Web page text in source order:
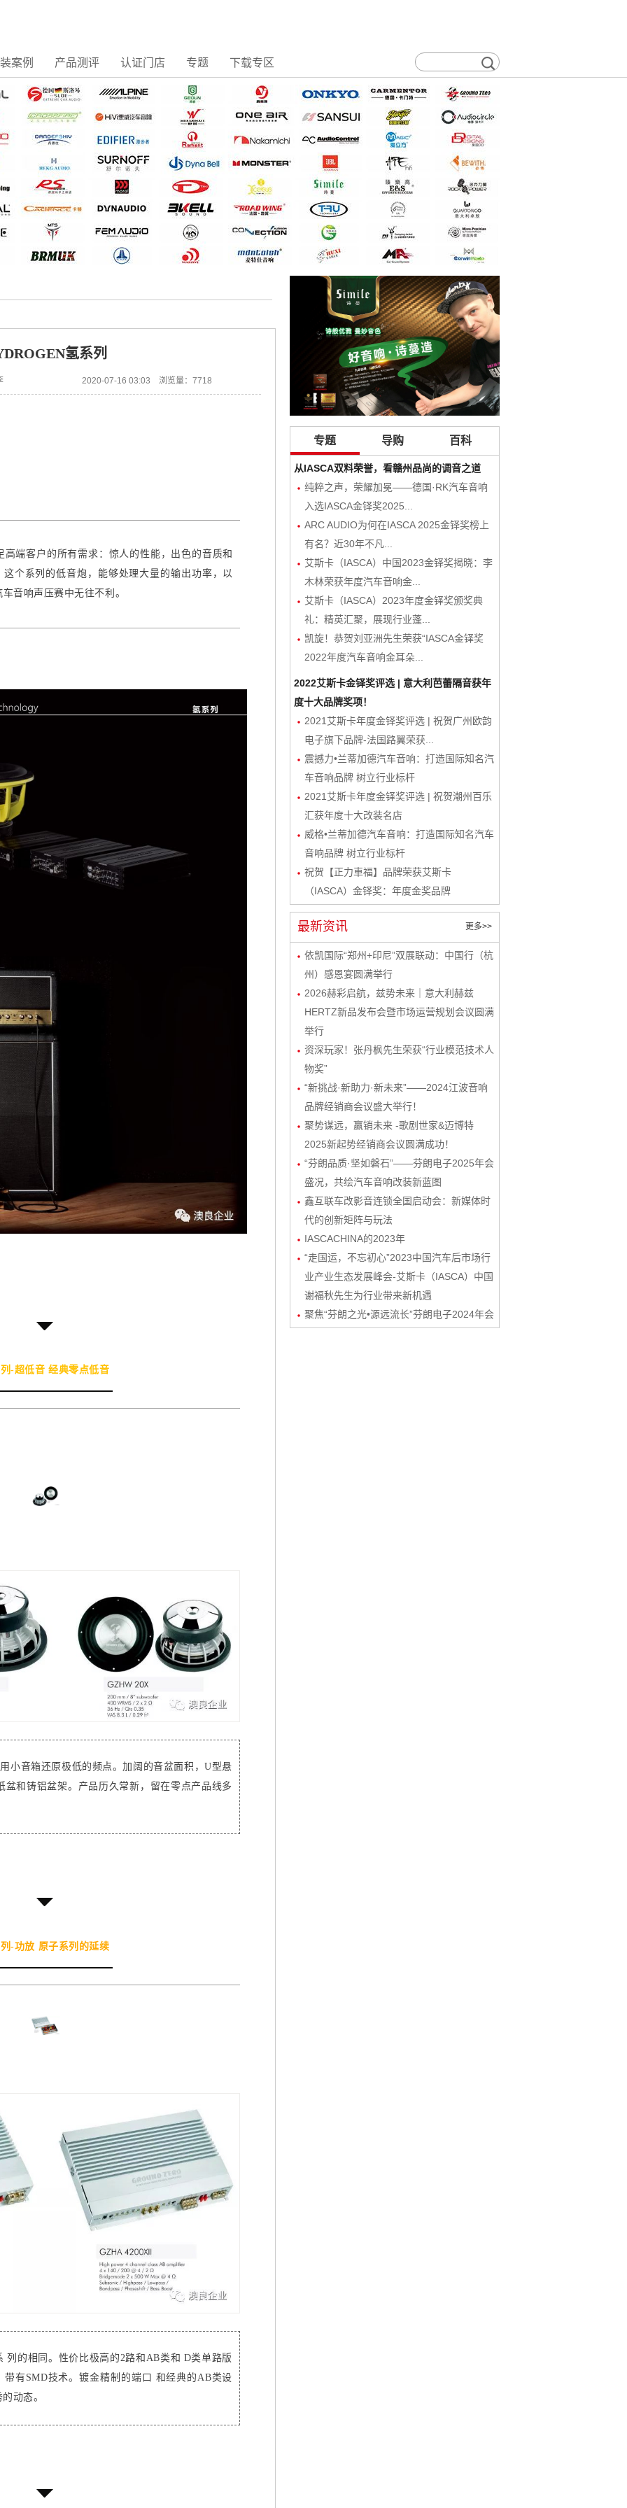
案例 产品测评 认证门店 专题 下载专区
氢系列
2020-07-16 03:03 浏览量：7718
高端客户的所有需求：惊人的性能，出色的音质和
个系列的低音炮，能够处理大量的输出功率，以
音响声压赛中无往不利。
-超低音 经典零点低音
小音箱还原极低的频点。加阔的音盆面积，U型悬
盆和铸铝盆架。产品历久常新，留在零点产品线多
列-功放 原子系列的延续
的相同。性价比极高的2路和AB类和 D类单路版
有SMD技术。镀金精制的端口 和经典的AB类设
动态。
专题 导购 百科
从IASCA双料荣誉，看赣州品尚的调音之道
纯粹之声，荣耀加冕——德国·RK汽车音响
入选IASCA金铎奖2025...
ARC AUDIO为何在IASCA 2025金铎奖榜上
有名？近30年不凡...
艾斯卡（IASCA）中国2023金铎奖揭晓：李
木林荣获年度汽车音响金...
艾斯卡（IASCA）2023年度金铎奖颁奖典
礼：精英汇聚，展现行业蓬...
凯旋！恭贺刘亚洲先生荣获“IASCA金铎奖
2022年度汽车音响金耳朵...
2022艾斯卡金铎奖评选 | 意大利芭蕾隔音获年
度十大品牌奖项！
2021艾斯卡年度金铎奖评选 | 祝贺广州欧韵
电子旗下品牌-法国路翼荣获...
震撼力•兰蒂加德汽车音响：打造国际知名汽
车音响品牌 树立行业标杆
2021艾斯卡年度金铎奖评选 | 祝贺潮州百乐
汇获年度十大改装名店
威格•兰蒂加德汽车音响：打造国际知名汽车
音响品牌 树立行业标杆
祝贺【正力車福】品牌荣获艾斯卡
（IASCA）金铎奖：年度金奖品牌
最新资讯 更多>>
依凯国际“郑州+印尼”双展联动：中国行（杭
州）感恩宴圆满举行
2026赫彩启航，兹势未来｜意大利赫兹
HERTZ新品发布会暨市场运营规划会议圆满
举行
资深玩家！张丹枫先生荣获“行业模范技术人
物奖”
“新挑战·新助力·新未来”——2024江波音响
品牌经销商会议盛大举行！
聚势谋远，赢销未来 -歌剧世家&迈博特
2025新起势经销商会议圆满成功！
“芬朗品质·坚如磐石”——芬朗电子2025年会
盛况，共绘汽车音响改装新蓝图
鑫互联车改影音连锁全国启动会：新媒体时
代的创新矩阵与玩法
IASCACHINA的2023年
“走国运，不忘初心”2023中国汽车后市场行
业产业生态发展峰会-艾斯卡（IASCA）中国
谢福秋先生为行业带来新机遇
聚焦“芬朗之光•源远流长”芬朗电子2024年会